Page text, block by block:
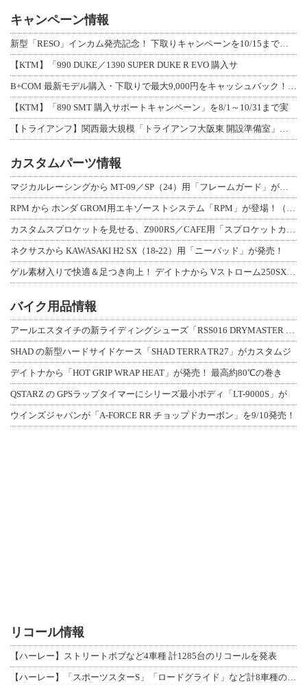
キャンペーン情報
新型「RESO」インカム発売記念！ 下取りキャンペーンを10/15まで延長して開
【KTM】「990 DUKE／1390 SUPER DUKE R EVO 購入サ
B+COM 最新モデル購入・下取りで最大9,000円をキャッシュバック！「B+F
【KTM】「890 SMT 購入サポートキャンペーン」を8/1～10/31まで実
【トライアンフ】関西最大規模「トライアンフ大阪東 開設準備室」がオープン！ 限定
カスタムパーツ情報
マジカルレーシングから MT-09／SP（24）用「フレームガード」が登場！
RPM から ホンダ GROM用エキゾーストシステム「RPM」が登場！（動画あり
カスタムスプロケットを見せる、Z900RS／CAFE用「スプロケットカバーフルキ
ネクサスから KAWASAKI H2 SX（18-22）用「ニーパッド」が発売！
ゲル素材入りで快適＆足つき向上！ デイトナから Vストローム250SX用「快適ロ
バイク用品情報
アールエスタイチの新ライディングシューズ「RSS016 DRYMASTER スト
SHAD の新型ハードサイドケース「SHAD TERRA TR27」がカスタムジ
デイトナから「HOT GRIP WRAP HEAT」が発売！ 最高約80℃の巻き
QSTARZ の GPSラップタイマーにシリーズ最小ボディ「LT-9000S」が
ウインズジャパンが「A-FORCE RR チョップドカーボン」を9/10発売！
リコール情報
【ハーレー】ストリートボブなど4車種 計1285台のリコールを発表
【ハーレー】「スポーツスターS」「ロードグライド」など計8車種のリコールを発表